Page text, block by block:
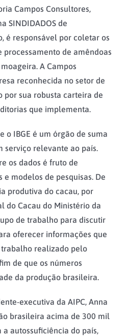
Campos Consultores,
SINDIDADOS de
é responsável por coletar os
processamento de amêndoas
A Campos
reconhecida no setor de
por sua robusta carteira de
que implementa.
o IBGE é um órgão de suma
serviço relevante ao país.
os dados é fruto de
modelos de pesquisas. De
produtiva do cacau, por
do Cacau do Ministério da
de trabalho para discutir
oferecer informações que
realizado pelo
de que os números
da produção brasileira.
executiva da AIPC, Anna
brasileira acima de 300 mil
autossuficiência do país,